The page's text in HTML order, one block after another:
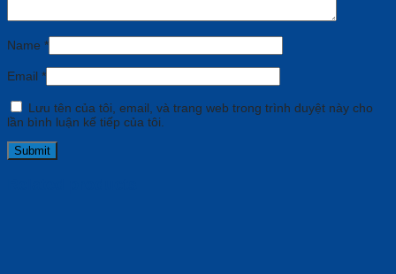
Name *
Email *
Lưu tên của tôi, email, và trang web trong trình duyệt này cho
lần bình luận kế tiếp của tôi.